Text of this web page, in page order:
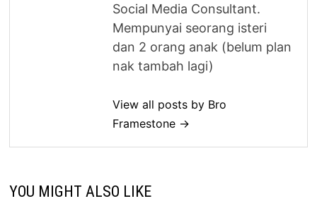
Social Media Consultant.
Mempunyai seorang isteri
dan 2 orang anak (belum plan
nak tambah lagi)
View all posts by Bro
Framestone →
YOU MIGHT ALSO LIKE